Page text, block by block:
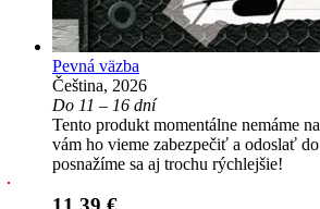
Pevná väzba
Čeština, 2026
Do 11 – 16 dní
Tento produkt momentálne nemáme
vám ho vieme zabezpečiť a odoslať
posnažíme sa aj trochu rýchlejšie!